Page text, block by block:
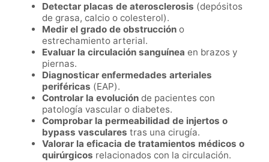
Detectar placas de aterosclerosis (depósitos
de grasa, calcio o colesterol).
Medir el grado de obstrucción o
estrechamiento arterial.
Evaluar la circulación sanguínea en brazos y
piernas.
Diagnosticar enfermedades arteriales
periféricas (EAP).
Controlar la evolución de pacientes con
patología vascular o diabetes.
Comprobar la permeabilidad de injertos o
bypass vasculares tras una cirugía.
Valorar la eficacia de tratamientos médicos o
quirúrgicos relacionados con la circulación.